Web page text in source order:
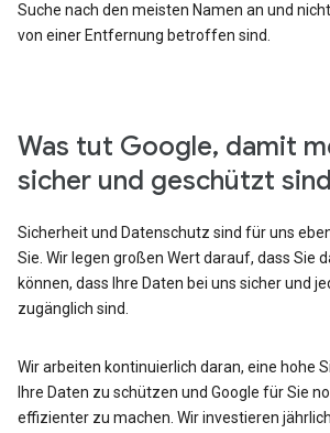
Suche nach den meisten Namen an und
von einer Entfernung betroffen sind.
Was tut Google, damit
sicher und geschützt
Sicherheit und Datenschutz sind für uns
Sie. Wir legen großen Wert darauf, dass Sie
können, dass Ihre Daten bei uns sicher und
zugänglich sind.
Wir arbeiten kontinuierlich daran, eine hohe
Ihre Daten zu schützen und Google für Sie
effizienter zu machen. Wir investieren